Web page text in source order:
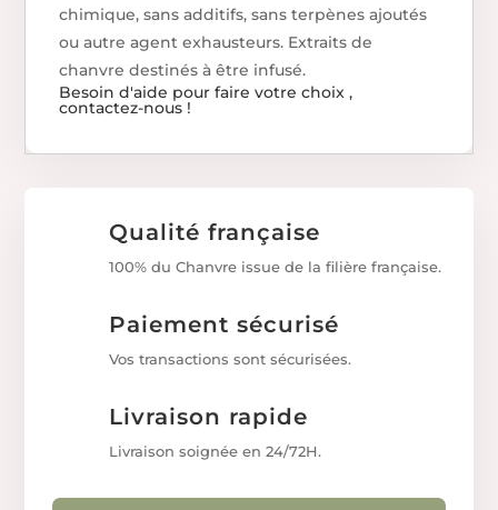
chimique, sans additifs, sans terpènes ajoutés
ou autre agent exhausteurs. Extraits de
chanvre destinés à être infusé.
Besoin d'aide pour faire votre choix ,
contactez-nous !
Qualité française
100% du Chanvre issue de la filière française.
Paiement sécurisé
Vos transactions sont sécurisées.
Livraison rapide
Livraison soignée en 24/72H.